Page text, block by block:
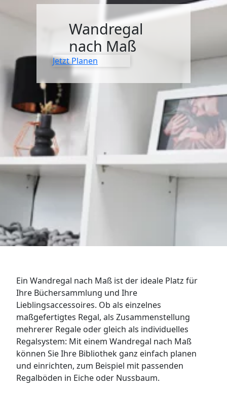
Wandregal
nach Maß
Jetzt Planen
Ein Wandregal nach Maß ist der ideale Platz für
Ihre Büchersammlung und Ihre
Lieblingsaccessoires. Ob als einzelnes
maßgefertigtes Regal, als Zusammenstellung
mehrerer Regale oder gleich als individuelles
Regalsystem: Mit einem Wandregal nach Maß
können Sie Ihre Bibliothek ganz einfach planen
und einrichten, zum Beispiel mit passenden
Regalböden in Eiche oder Nussbaum.
SIDEBOARDS
LOWBOARDS
TV-MÖBEL
FLURMÖBEL
VITRINEN
ECKLÖSUNGEN
APOTHEKERSCHRANK
WANDBOARDS
ALLE ANZEIGEN